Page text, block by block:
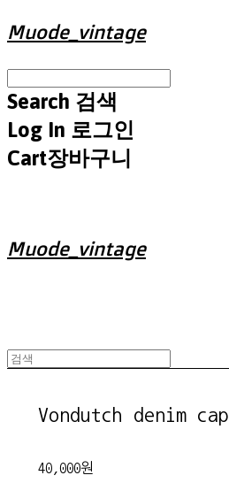
Muode_vintage
Search 검색
Log In 로그인
Cart장바구니
Muode_vintage
Vondutch denim cap
40,000원